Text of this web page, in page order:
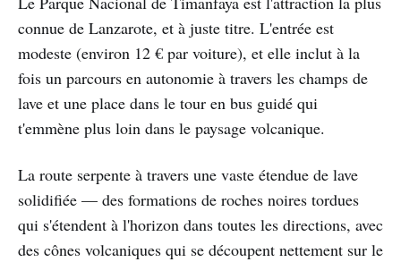
connue de Lanzarote, et à juste titre. L'entrée est
modeste (environ 12 € par voiture), et elle inclut à la
fois un parcours en autonomie à travers les champs de
lave et une place dans le tour en bus guidé qui
t'emmène plus loin dans le paysage volcanique.
La route serpente à travers une vaste étendue de lave
solidifiée — des formations de roches noires tordues
qui s'étendent à l'horizon dans toutes les directions, avec
des cônes volcaniques qui se découpent nettement sur le